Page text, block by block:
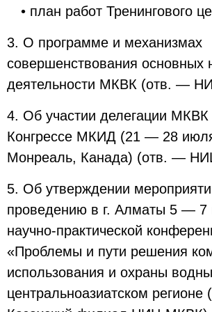
• план работ Тренингового
3. О программе и механизмах
совершенствования основных
деятельности МКВК (отв. —
4. Об участии делегации МКВК
Конгрессе МКИД (21 — 28
Монреаль, Канада) (отв. —
5. Об утверждении
проведению в г. Алматы 5 — 7
научно-практической
«Проблемы и пути решения
использования и охраны
центральноазиатском